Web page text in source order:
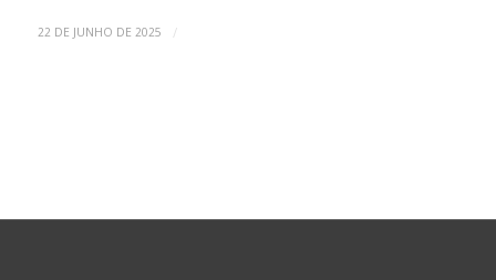
22 DE JUNHO DE 2025 /